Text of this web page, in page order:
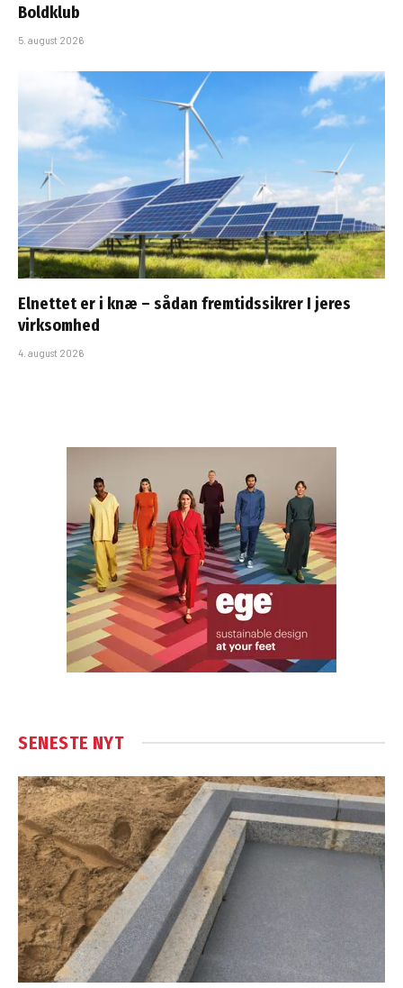
Boldklub
5. august 2026
Elnettet er i knæ – sådan fremtidssikrer I jeres
virksomhed
4. august 2026
SENESTE NYT